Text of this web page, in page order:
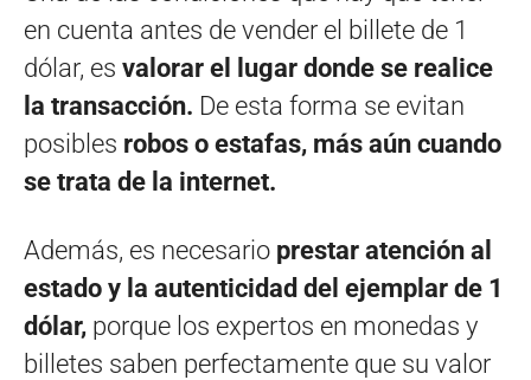
en cuenta antes de vender el billete de 1
dólar, es valorar el lugar donde se realice
la transacción. De esta forma se evitan
posibles robos o estafas, más aún cuando
se trata de la internet.
Además, es necesario prestar atención al
estado y la autenticidad del ejemplar de 1
dólar, porque los expertos en monedas y
billetes saben perfectamente que su valor